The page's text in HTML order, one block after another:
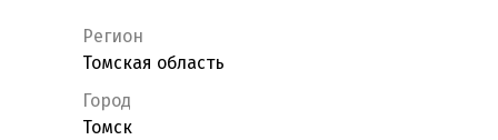
Регион
Томская область
Город
Томск